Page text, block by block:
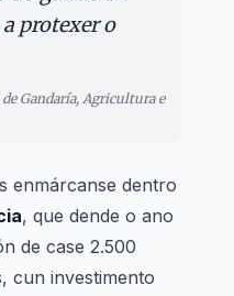
protexer o
Gandaría, Agricultura e
enmárcanse dentro
, que dende o ano
de case 2.500
cun investimento